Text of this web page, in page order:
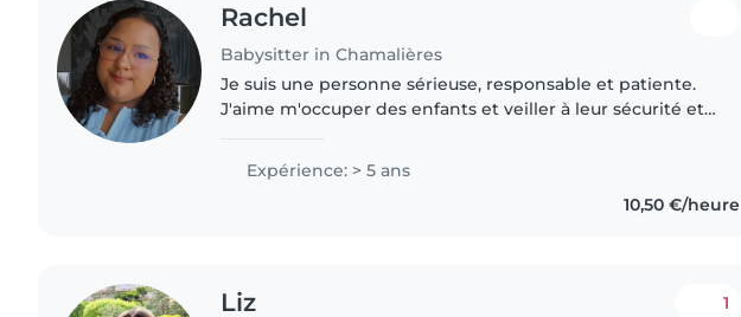
Rachel
Babysitter in Chamalières
Je suis une personne sérieuse, responsable et patiente.
J'aime m'occuper des enfants et veiller à leur sécurité et à
Expérience: > 5 ans
10,50 €/heure
Liz 1